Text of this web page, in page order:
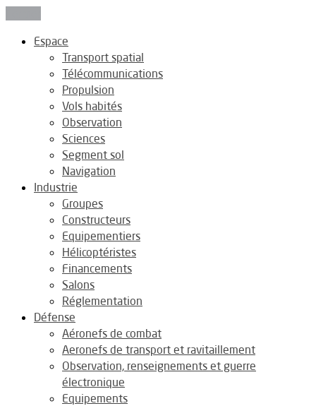
Espace
Transport spatial
Télécommunications
Propulsion
Vols habités
Observation
Sciences
Segment sol
Navigation
Industrie
Groupes
Constructeurs
Equipementiers
Hélicoptéristes
Financements
Salons
Réglementation
Défense
Aéronefs de combat
Aeronefs de transport et ravitaillement
Observation, renseignements et guerre
électronique
Equipements